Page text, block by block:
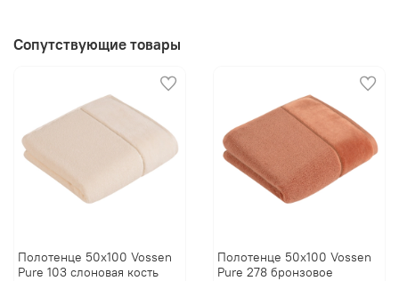
Сопутствующие товары
Полотенце 50х100 Vossen
Pure 103 слоновая кость
Полотенце 50х100 Vossen
Pure 278 бронзовое